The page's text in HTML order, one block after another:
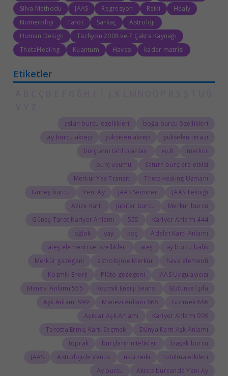
Silva Methodu
JAAS Regresyon Reiki
Healy
Numeroloji
Tarot Sarkaç
Astroloji
Human Design
Tachyon 2008 ve 7 Çakra Kaynağı
ThetaHealing
Kuantum Havas kader matrisi
Etiketler
boğa burcu özellikleri
aslan burcu özellikleri
yükselen terazi
yükselen akrep
ay burcu akrep
merkür
8.ev
burçların tatil planları
Satürn burçlara etkisi
burç uyumu
ThetaHealing Uzmanı
Merkür Yay Transiti
JAAS Tekniği
JAAS Semineri
Yeni Ay
Güneş burcu
Merkür burcu
Jüpiter burcu
Azize Kartı
444 Kariyer Anlamı
555
Güneş Tarot Kariyer Anlamı
Adalet Kartı Anlamı
koç
yay
oğlak
ay burcu balık
ateş
ateş elementi ve özellikleri
hava elementi
astrolojide Merkür
Merkür gezegeni
JAAS Uygulayıcısı
Plüto gezegeni
Kozmik Enerji
Bütünsel şifa
Kozmik Enerji Seansı
555 Manevi Anlamı
666 Görmek
666 Manevi Anlamı
999 Aşk Anlamı
999 Kariyer Anlamı
Aşıklar Aşk Anlamı
Dünya Kartı Aşk Anlamı
Tarotta Ermiş Kartı Seçmek
başak burcu
burçların nitelikleri
toprak
tutulma etkileri
usui reiki
Astrolojide Venüs
JAAS
Akrep burcunda Yeni Ay
Ay burcu